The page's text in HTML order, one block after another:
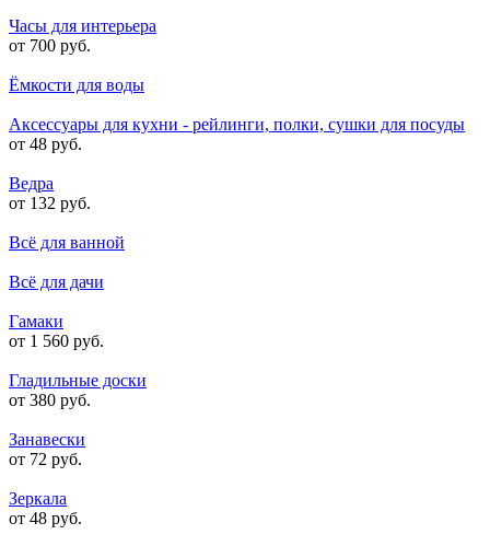
Часы для интерьера
от 700 руб.
Ёмкости для воды
Аксессуары для кухни - рейлинги, полки, сушки для посуды
от 48 руб.
Ведра
от 132 руб.
Всё для ванной
Всё для дачи
Гамаки
от 1 560 руб.
Гладильные доски
от 380 руб.
Занавески
от 72 руб.
Зеркала
от 48 руб.